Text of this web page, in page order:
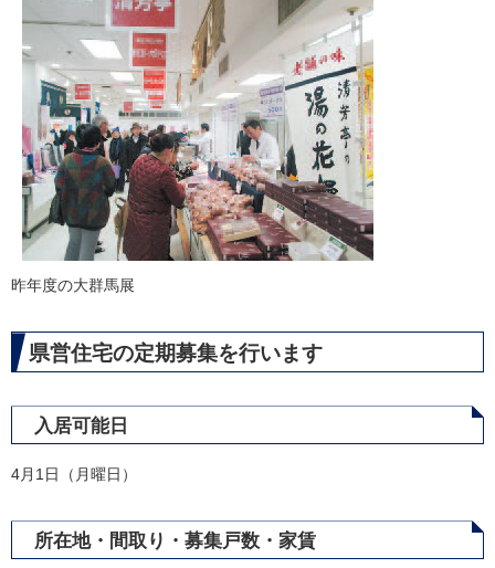
昨年度の大群馬展
県営住宅の定期募集を行います
入居可能日
4月1日（月曜日）
所在地・間取り・募集戸数・家賃